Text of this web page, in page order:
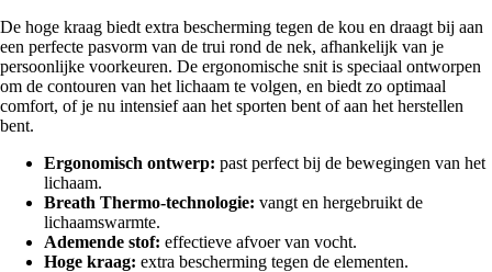
De hoge kraag biedt extra bescherming tegen de kou en draagt bij aan
een perfecte pasvorm van de trui rond de nek, afhankelijk van je
persoonlijke voorkeuren. De ergonomische snit is speciaal ontworpen
om de contouren van het lichaam te volgen, en biedt zo optimaal
comfort, of je nu intensief aan het sporten bent of aan het herstellen
bent.
Ergonomisch ontwerp: past perfect bij de bewegingen van het
lichaam.
Breath Thermo-technologie: vangt en hergebruikt de
lichaamswarmte.
Ademende stof: effectieve afvoer van vocht.
Hoge kraag: extra bescherming tegen de elementen.